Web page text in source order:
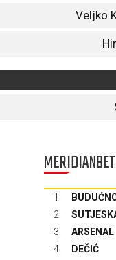
Veljko
1.
2.
3.
ARSENAL
4.
DEČIĆ